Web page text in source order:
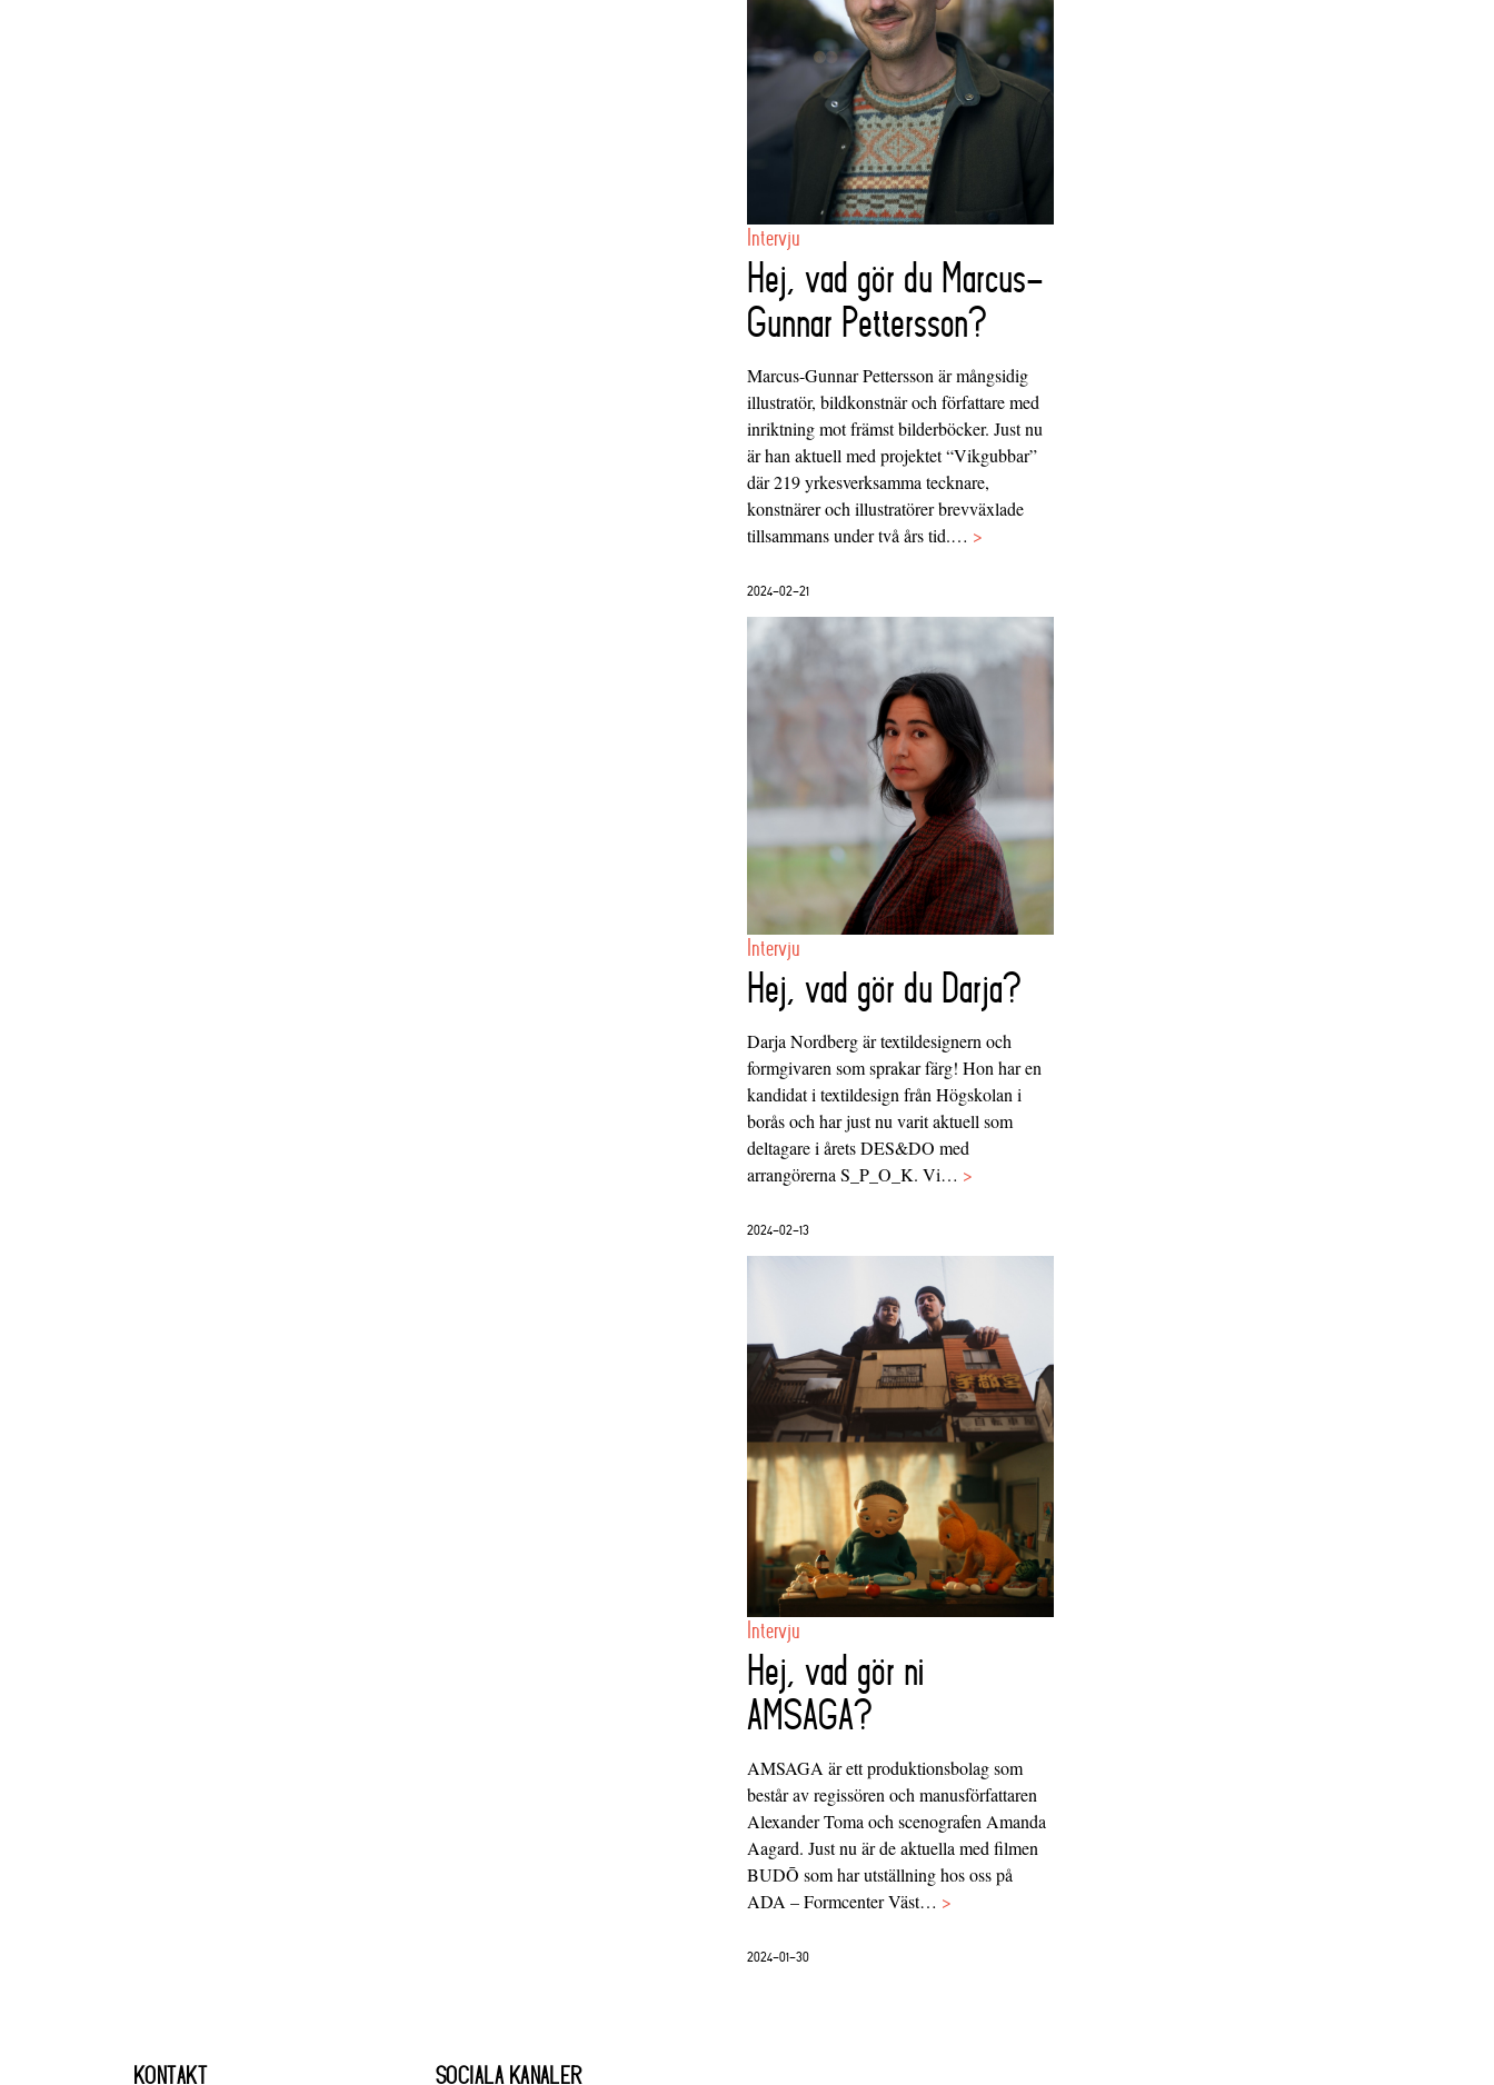
Intervju
Hej, vad gör du Marcus-
Gunnar Pettersson?
Marcus-Gunnar Pettersson är mångsidig
illustratör, bildkonstnär och författare med
inriktning mot främst bilderböcker. Just nu
är han aktuell med projektet “Vikgubbar”
där 219 yrkesverksamma tecknare,
konstnärer och illustratörer brevväxlade
tillsammans under två års tid.… >
2024-02-21
Intervju
Hej, vad gör du Darja?
Darja Nordberg är textildesignern och
formgivaren som sprakar färg! Hon har en
kandidat i textildesign från Högskolan i
borås och har just nu varit aktuell som
deltagare i årets DES&DO med
arrangörerna S_P_O_K. Vi… >
2024-02-13
Intervju
Hej, vad gör ni
AMSAGA?
AMSAGA är ett produktionsbolag som
består av regissören och manusförfattaren
Alexander Toma och scenografen Amanda
Aagard. Just nu är de aktuella med filmen
BUDŌ som har utställning hos oss på
ADA – Formcenter Väst… >
2024-01-30
KONTAKT SOCIALA KANALER